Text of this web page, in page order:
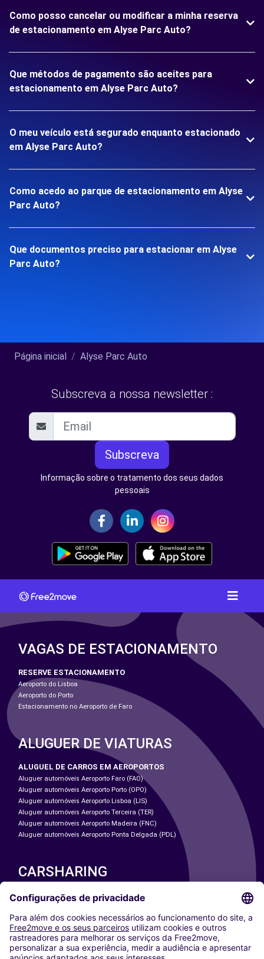
Como posso cancelar ou modificar a minha reserva
de estacionamento em Alyse Parc Auto?
Que métodos de pagamento são aceites para
estacionamento em Alyse Parc Auto?
O meu veículo está segurado enquanto estacionado
em Alyse Parc Auto?
Como acedo ao parque de estacionamento em Alyse
Parc Auto?
Que documentos preciso para estacionar em Alyse
Parc Auto?
Página inicial Alyse Parc Auto
Subscreva a nossa newsletter :
Subscreva
Informação sobre o tratamento dos seus dados
pessoais
VAGAS DE ESTACIONAMENTO
RESERVE ESTACIONAMENTO
Aeroporto do Lisboa
Aeroporto do Porto
Estacionamento no Aeroporto de Faro
ALUGUER DE VIATURAS
ALUGUEL DE CARROS EM AEROPORTOS
Aluguer automóveis Aeroporto Faro (FAO)
Aluguer automóveis Aeroporto Porto (OPO)
Aluguer automóveis Aeroporto Lisboa (LIS)
Aluguer automóveis Aeroporto Terceira (TER)
Aluguer automóveis Aeroporto Madeira (FNC)
Aluguer automóveis Aeroporto Ponta Delgada (PDL)
CARSHARING
NOSSAS CIDADES
Washington DC
Milan
Rome
Turin